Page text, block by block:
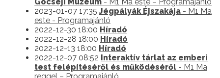
Göcseji Múzeum - M1 Ma este – Programajánló
2023-01-07 17:35 Jégpályák Éjszakája - M1 Ma
este - Programajánló
2022-12-30 18:00 Híradó
2022-12-28 18:00 Híradó
2022-12-13 18:00 Híradó
2022-12-07 08:52 Interaktív tárlat az emberi
test felépítéséről és működéséről - M1 Ma